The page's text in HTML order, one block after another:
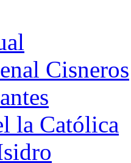
Cisneros
la Católica